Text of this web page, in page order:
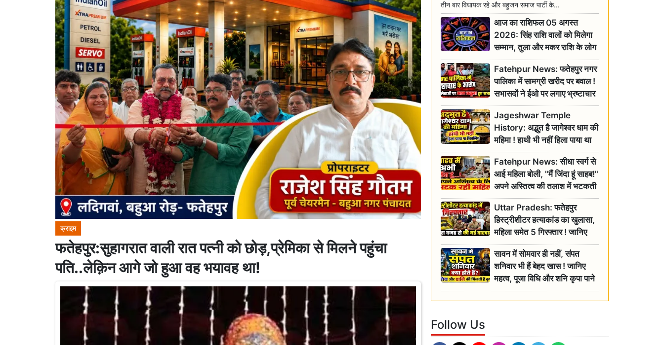
क्राइम
फतेहपुर:सुहागरात वाली रात पत्नी को छोड़,प्रेमिका से मिलने पहुंचा
पति..लेक़िन आगे जो हुआ वह भयावह था!
तीन बार विधायक रहे और बहुजन समाज पार्टी के...
आज का राशिफल 05 अगस्त
2026: सिंह राशि वालों को मिलेगा
सम्मान, तुला और मकर राशि के लोग
रहें सतर्क
Fatehpur News: फतेहपुर नगर
पालिका में सामग्री खरीद पर बवाल !
सभासदों ने ईओ पर लगाए भ्रष्टाचार
के गंभीर आरोप
Jageshwar Temple
History: अद्भुत है जागेश्वर धाम की
महिमा ! हाथी भी नहीं हिला पाया था
शिवलिंग, जानिए क्या है इसका
इतिहास
Fatehpur News: सीधा स्वर्ग से
आई महिला बोली, "मैं जिंदा हूं साहब!"
अपने अस्तित्व की तलाश में भटकती
रही बुजुर्ग, एसडीएम ने दिए जांच के
आदेश
Uttar Pradesh: फतेहपुर
हिस्ट्रीशीटर हत्याकांड का खुलासा,
महिला समेत 5 गिरफ्तार ! जानिए
क्या था कनेक्शन?
सावन में सोमवार ही नहीं, संपत
शनिवार भी हैं बेहद खास ! जानिए
महत्व, पूजा विधि और शनि कृपा पाने
के आसान उपाय
Follow Us